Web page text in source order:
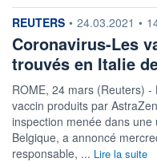
information fournie par
REUTERS • 24.03.2021 •
Coronavirus-Les
trouvés en Italie
ROME, 24 mars (Reuters)
vaccin produits par
inspection menée dans
Belgique, a annoncé
responsable, ... Lire la suite